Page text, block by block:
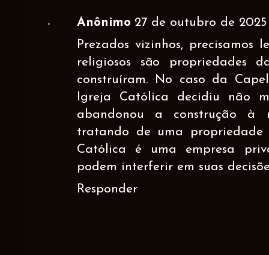
Anônimo 27 de outubro de 2025
Prezados vizinhos, precisamos
religiosos são propriedades
construíram. No caso da
Igreja Católica decidiu não
abandonou a construção à
tratando de uma
Católica é uma empresa
podem interferir em suas
Responder